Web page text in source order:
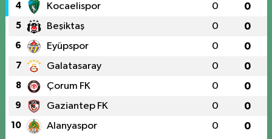
4 Kocaelispor 0 0
5 Beşiktaş 0 0
6 Eyüpspor 0 0
7 Galatasaray 0 0
8 Çorum FK 0 0
9 Gaziantep FK 0 0
10 Alanyaspor 0 0